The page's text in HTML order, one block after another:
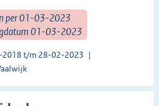
per 01-03-2023
01-03-2023
2018 t/m 28-02-2023